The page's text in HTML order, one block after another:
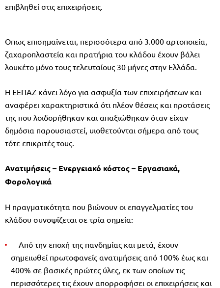
επιβληθεί στις επιχειρήσεις.
Οπως επισημαίνεται, περισσότερα από 3.000 αρτοποιεία,
ζαχαροπλαστεία και πρατήρια του κλάδου έχουν βάλει
λουκέτο μόνο τους τελευταίους 30 μήνες στην Ελλάδα.
Η ΕΕΠΑΖ κάνει λόγο για ασφυξία των επιχειρήσεων και
αναφέρει χαρακτηριστικά ότι πλέον θέσεις και προτάσεις
της που λοιδορήθηκαν και απαξιώθηκαν όταν είχαν
δημόσια παρουσιαστεί, υιοθετούνται σήμερα από τους
τότε επικριτές τους.
Ανατιμήσεις – Ενεργειακό κόστος – Εργασιακά,
Φορολογικά
Η πραγματικότητα που βιώνουν οι επαγγελματίες του
κλάδου συνοψίζεται σε τρία σημεία:
Από την εποχή της πανδημίας και μετά, έχουν
σημειωθεί πρωτοφανείς ανατιμήσεις από 100% έως και
400% σε βασικές πρώτες ύλες, εκ των οποίων τις
περισσότερες τις έχουν απορροφήσει οι επιχειρήσεις και